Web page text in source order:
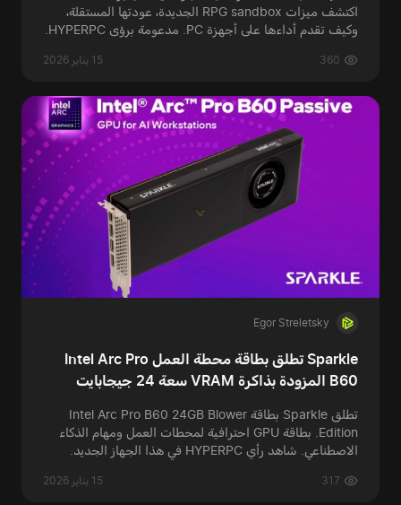
اكتشف ميزات RPG sandbox الجديدة، عودتها المستقلة،
وكيف تقدم أداءها على أجهزة PC. مدعومة برؤى HYPERPC.
15 يناير 2026 360
Egor Streletsky
Sparkle تطلق بطاقة محطة العمل Intel Arc Pro
B60 المزودة بذاكرة VRAM سعة 24 جيجابايت
تطلق Sparkle بطاقة Intel Arc Pro B60 24GB Blower
Edition. بطاقة GPU احترافية لمحطات العمل ومهام الذكاء
الاصطناعي. شاهد رأي HYPERPC في هذا الجهاز الجديد.
15 يناير 2026 317